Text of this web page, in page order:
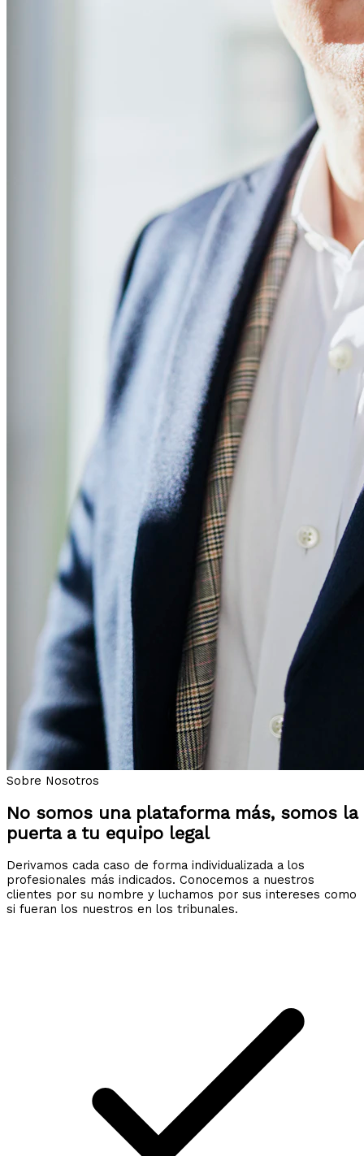
Sobre Nosotros
No somos una plataforma más, somos la
puerta a tu equipo legal
Derivamos cada caso de forma individualizada a los
profesionales más indicados. Conocemos a nuestros
clientes por su nombre y luchamos por sus intereses como
si fueran los nuestros en los tribunales.